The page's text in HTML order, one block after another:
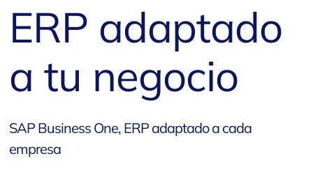
ERP adaptado
a tu negocio
SAP Business One, ERP adaptado a cada
empresa